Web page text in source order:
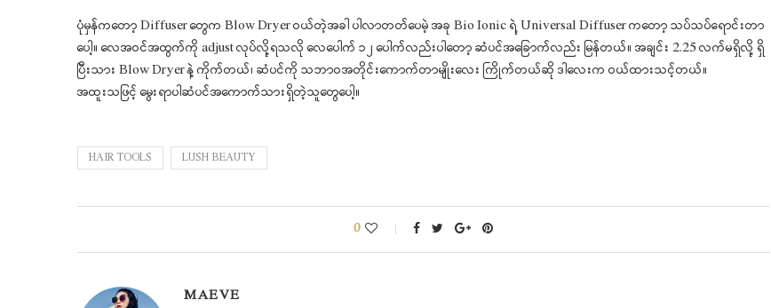
ပုံမှန်ကတော့ Diffuser တွေက Blow Dryer ဝယ်တဲ့အခါ ပါလာတတ်ပေမဲ့ အခု Bio Ionic ရဲ့ Universal Diffuser ကတော့ သပ်သပ်ရောင်းတာ
ပေါ့။ လေအဝင်အထွက်ကို adjust လုပ်လို့ရသလို လေပေါက် ၁၂ ပေါက်လည်းပါတော့ ဆံပင်အခြောက်လည်း မြန်တယ်။ အချင်း 2.25 လက်မရှိလို့ ရှိ
ပြီးသား Blow Dryer နဲ့ ကိုက်တယ်၊ ဆံပင်ကို သဘာဝအတိုင်းကောက်တာမျိုးလေး ကြိုက်တယ်ဆို ဒါလေးက ဝယ်ထားသင့်တယ်။
အထူးသဖြင့် မွေးရာပါဆံပင်အကောက်သားရှိတဲ့သူတွေပေါ့။
HAIR TOOLS LUSH BEAUTY
0
MAEVE